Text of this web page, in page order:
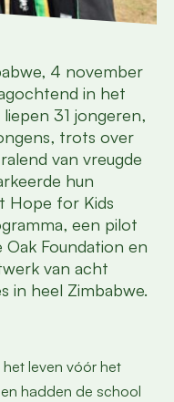
4 november
in het
31 jongeren,
trots over
van vreugde
hun
Hope for Kids
een pilot
Foundation en
van acht
in heel Zimbabwe.
leven vóór het
hadden de school